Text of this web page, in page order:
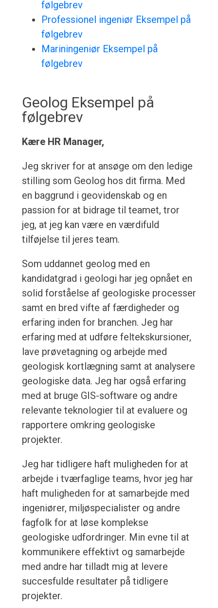
følgebrev
Professionel ingeniør Eksempel på
følgebrev
Mariningeniør Eksempel på
følgebrev
Geolog Eksempel på
følgebrev
Kære HR Manager,
Jeg skriver for at ansøge om den ledige
stilling som Geolog hos dit firma. Med
en baggrund i geovidenskab og en
passion for at bidrage til teamet, tror
jeg, at jeg kan være en værdifuld
tilføjelse til jeres team.
Som uddannet geolog med en
kandidatgrad i geologi har jeg opnået en
solid forståelse af geologiske processer
samt en bred vifte af færdigheder og
erfaring inden for branchen. Jeg har
erfaring med at udføre feltekskursioner,
lave prøvetagning og arbejde med
geologisk kortlægning samt at analysere
geologiske data. Jeg har også erfaring
med at bruge GIS-software og andre
relevante teknologier til at evaluere og
rapportere omkring geologiske
projekter.
Jeg har tidligere haft muligheden for at
arbejde i tværfaglige teams, hvor jeg har
haft muligheden for at samarbejde med
ingeniører, miljøspecialister og andre
fagfolk for at løse komplekse
geologiske udfordringer. Min evne til at
kommunikere effektivt og samarbejde
med andre har tilladt mig at levere
succesfulde resultater på tidligere
projekter.